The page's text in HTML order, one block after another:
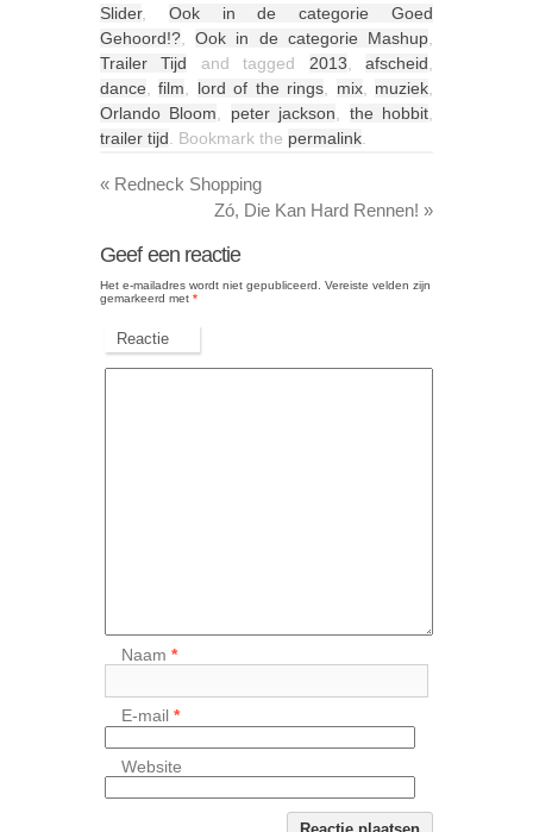
Slider, Ook in de categorie Goed
Gehoord!? ,Ook in de categorie Mashup
Trailer Tijd and tagged 2013 ,afscheid
dance ,film lord of the rings mix, muziek
Orlando Bloom
peter jackson the hobbit
trailer tijd . Bookmark the permalink
« Redneck Shopping
Zó, Die Kan Hard Rennen! »
Geef een reactie
Het e-mailadres wordt niet gepubliceerd.
Vereiste velden zijn
gemarkeerd met *
Reactie
Naam*
E-mail*
Website